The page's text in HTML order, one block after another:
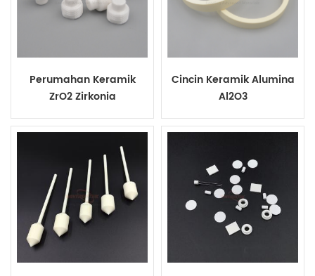
Perumahan Keramik
ZrO2 Zirkonia
Cincin Keramik Alumina
Al2O3